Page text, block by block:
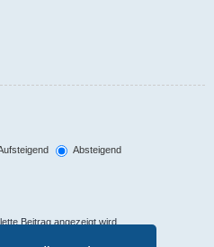
Absteigend
Beitrag angezeigt wird.